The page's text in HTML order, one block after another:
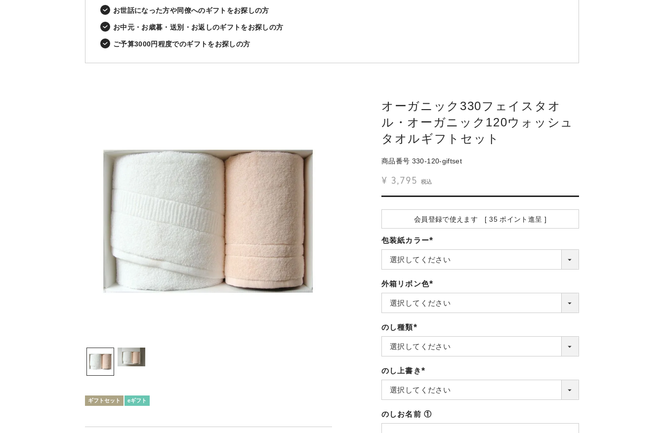
お世話になった方や同僚へのギフトをお探しの方
お中元・お歳暮・送別・お返しのギフトをお探しの方
ご予算3000円程度でのギフトをお探しの方
ギフトセット eギフト
オーガニック330フェイスタオ
ル・オーガニック120ウォッシュ
タオルギフトセット
商品番号 330-120-giftset
¥ 3,795 税込
会員登録で使えます [ 35 ポイント進呈 ]
包装紙カラー
(必
須)
外箱リボン色
(必
須)
のし種類
(必
須)
のし上書き
(必
須)
のしお名前 ①